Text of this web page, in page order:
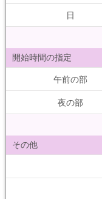
日
開始時間の指定
午前の部
夜の部
その他